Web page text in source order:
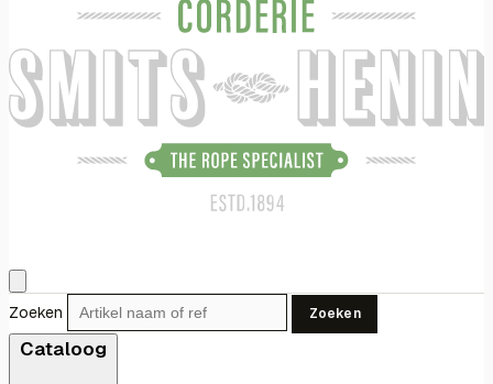
Zoeken Zoeken
Cataloog